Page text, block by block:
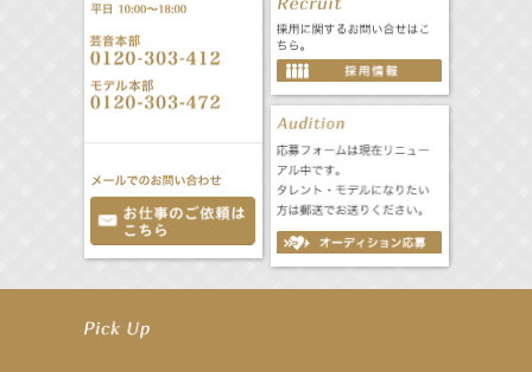
【武井咲】ENFÖLD 2026 PF/FW archetypeに登場！